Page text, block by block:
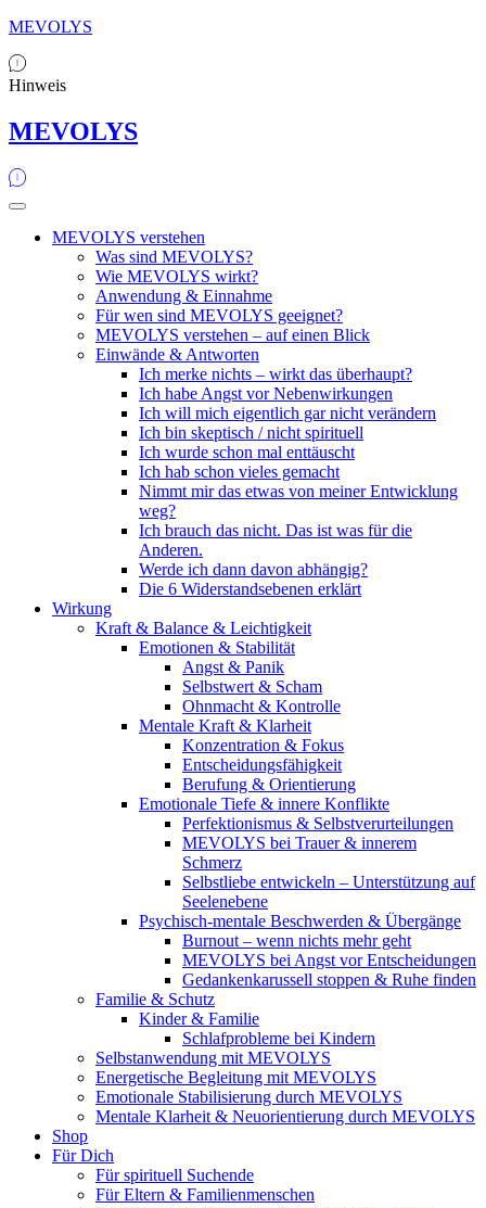
MEVOLYS
Hinweis
MEVOLYS
MEVOLYS verstehen
Was sind MEVOLYS?
Wie MEVOLYS wirkt?
Anwendung & Einnahme
Für wen sind MEVOLYS geeignet?
MEVOLYS verstehen – auf einen Blick
Einwände & Antworten
Ich merke nichts – wirkt das überhaupt?
Ich habe Angst vor Nebenwirkungen
Ich will mich eigentlich gar nicht verändern
Ich bin skeptisch / nicht spirituell
Ich wurde schon mal enttäuscht
Ich hab schon vieles gemacht
Nimmt mir das etwas von meiner Entwicklung
weg?
Ich brauch das nicht. Das ist was für die
Anderen.
Werde ich dann davon abhängig?
Die 6 Widerstandsebenen erklärt
Wirkung
Kraft & Balance & Leichtigkeit
Emotionen & Stabilität
Angst & Panik
Selbstwert & Scham
Ohnmacht & Kontrolle
Mentale Kraft & Klarheit
Konzentration & Fokus
Entscheidungsfähigkeit
Berufung & Orientierung
Emotionale Tiefe & innere Konflikte
Perfektionismus & Selbstverurteilungen
MEVOLYS bei Trauer & innerem
Schmerz
Selbstliebe entwickeln – Unterstützung auf
Seelenebene
Psychisch-mentale Beschwerden & Übergänge
Burnout – wenn nichts mehr geht
MEVOLYS bei Angst vor Entscheidungen
Gedankenkarussell stoppen & Ruhe finden
Familie & Schutz
Kinder & Familie
Schlafprobleme bei Kindern
Selbstanwendung mit MEVOLYS
Energetische Begleitung mit MEVOLYS
Emotionale Stabilisierung durch MEVOLYS
Mentale Klarheit & Neuorientierung durch MEVOLYS
Shop
Für Dich
Für spirituell Suchende
Für Eltern & Familienmenschen